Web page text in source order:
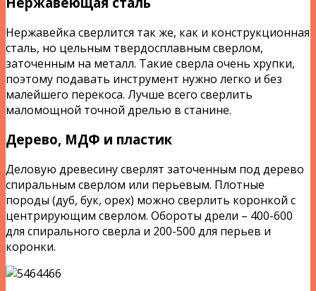
Нержавейка сверлится так же, как и конструкционная
сталь, но цельным твердосплавным сверлом,
заточенным на металл. Такие сверла очень хрупки,
поэтому подавать инструмент нужно легко и без
малейшего перекоса. Лучше всего сверлить
маломощной точной дрелью в станине.
Дерево, МДФ и пластик
Деловую древесину сверлят заточенным под дерево
спиральным сверлом или перьевым. Плотные
породы (дуб, бук, орех) можно сверлить коронкой с
центрирующим сверлом. Обороты дрели – 400-600
для спирального сверла и 200-500 для перьев и
коронки.